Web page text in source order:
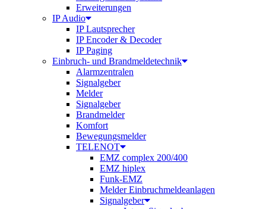
Erweiterungen
IP Audio
IP Lautsprecher
IP Encoder & Decoder
IP Paging
Einbruch- und Brandmeldetechnik
Alarmzentralen
Signalgeber
Melder
Signalgeber
Brandmelder
Komfort
Bewegungsmelder
TELENOT
EMZ complex 200/400
EMZ hiplex
Funk-EMZ
Melder Einbruchmeldeanlagen
Signalgeber